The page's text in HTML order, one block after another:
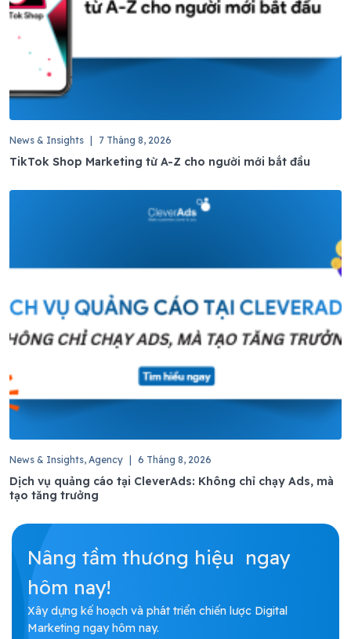
News & Insights | 7 Tháng 8, 2026
TikTok Shop Marketing từ A-Z cho người mới bắt đầu
News & Insights, Agency | 6 Tháng 8, 2026
Dịch vụ quảng cáo tại CleverAds: Không chỉ chạy Ads, mà
tạo tăng trưởng
Nâng tầm thương hiệu ngay
hôm nay!
Xây dựng kế hoạch và phát triển chiến lược Digital
Marketing ngay hôm nay.